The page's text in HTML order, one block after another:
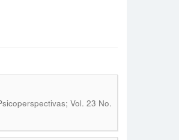
Vol. 23 No.